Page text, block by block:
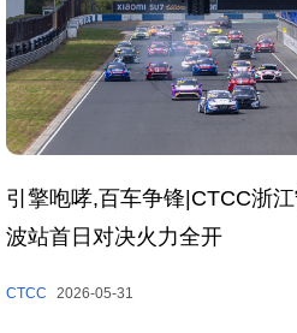
引擎咆哮,百车争锋|CTCC浙
波站首日对决火力全开
CTCC 2026-05-31